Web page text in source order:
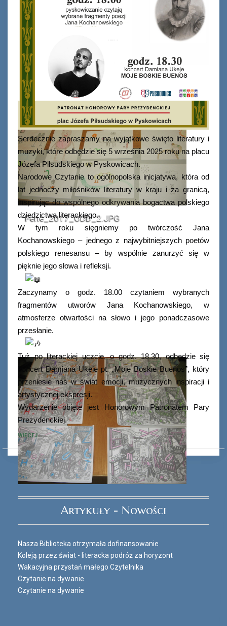
Ferie_2017_ODD_2.JPG
Ferie_2017_ODD_3.JPG
Serdecznie zapraszamy na wyjątkowe święto literatury i
muzyki, które odbędzie się 5 września 2025 roku na placu
Józefa Piłsudskiego w Pyskowicach.
Narodowe Czytanie to ogólnopolska inicjatywa, która od
lat jednoczy miłośników literatury w kraju i za granicą,
inspirując do wspólnego odkrywania bogactwa polskiego
dziedzictwa literackiego.
W tym roku sięgniemy po twórczość Jana
Kochanowskiego – jednego z najwybitniejszych poetów
polskiego renesansu – by wspólnie zanurzyć się w
pięknie jego słowa i refleksji.
Zaczynamy o godz. 18.00 czytaniem wybranych
fragmentów utworów Jana Kochanowskiego, w
atmosferze otwartości na słowo i jego ponadczasowe
przesłanie.
Tuż po literackiej uczcie, o godz. 18.30, odbędzie się
koncert Damiana Ukeje pt. „Moje Boskie Buenos”, który
przeniesie nas w świat emocji, muzycznych inspiracji i
artystycznej ekspresji.
Wydarzenie objęte jest Honorowym Patronatem Pary
Prezydenckiej.
WIĘCEJ
Artykuły - Nowości
Nasza Biblioteka otrzymała dofinansowanie
Koleją przez świat - literacka podróż za horyzont
Wakacyjna przystań małego Czytelnika
Czytanie na dywanie
Czytanie na dywanie